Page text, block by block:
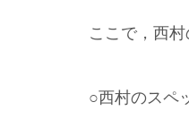
ここで，西
○西村のスペ